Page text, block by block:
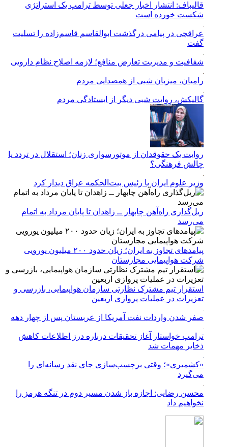
قالیباف: انتشار اخبار جعلی توسط ترامپ یک استراتژی
شکست خورده است
عراقچی در پیامی درگذشت ابوالقاسم قاسم‌زاده را تسلیت
گفت
شفافیت و مدیریت تعارض منافع؛ لازمه اصلاح نظام دارویی
رامیان، میزبان شبی از همصدایی مردم
گالیکش، روایت شبی دیگر از ایستادگی مردم
روایت یک حقوقدان از موتورسواری زنان؛ استقلال در تردد یا
چالش فرهنگی؟
وزیر علوم ایران با رئیس بیت‌الحکمه عراق دیدار کرد
ریل‌گذاری راه‌آهن چابهار ــ زاهدان تا پایان مرداد به اتمام
می‌رسد
پیامدهای تجاوز به ایران؛ زیان حدود ۲۰۰ میلیون یورویی
شرکت هواپیمایی مجارستان
استقرار تیم مشترک نظارتی سازمان هواپیمایی، بازرسی و
تعزیرات در عملیات پروازی اربعین
صفر شدن واردات نفت آمریکا از عربستان پس از چهار دهه
ترامپ خواستار آغاز تحقیقات درباره درز اطلاعات کاهش
ذخایر مهمات شد
«کشمیری»؛ وقتی برچسب‌سازی جای نقد رسانه‌ای را
می‌گیرد
محسن رضایی: اجازه باز شدن مسیر دوم در تنگه هرمز را
نخواهیم داد